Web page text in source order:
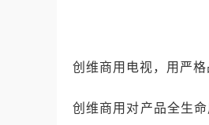
创维商用电视，用严
创维商用对产品全生